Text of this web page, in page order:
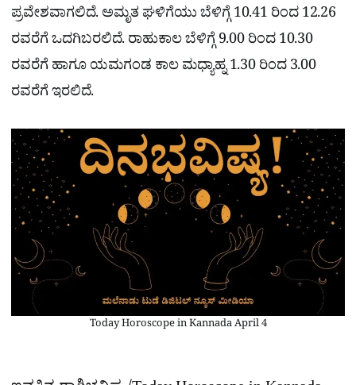
ಪ್ರವೇಶವಾಗಲಿದೆ. ಅಮೃತ ಘಳಿಗೆಯು ಬೆಳಿಗ್ಗೆ 10.41 ರಿಂದ 12.26
ರವರೆಗೆ ಒದಗಿಬರಲಿದೆ. ರಾಹುಕಾಲ ಬೆಳಿಗ್ಗೆ 9.00 ರಿಂದ 10.30
ರವರೆಗೆ ಹಾಗೂ ಯಮಗಂಡ ಕಾಲ ಮಧ್ಯಾಹ್ನ 1.30 ರಿಂದ 3.00
ರವರೆಗೆ ಇರಲಿದೆ.
Today Horoscope in Kannada April 4